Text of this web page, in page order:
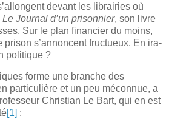
devant les librairies où
Le Journal d’un prisonnier, son livre
Sur le plan financier du moins,
s’annoncent fructueux. En ira-
politique ?
forme une branche des
particulière et un peu méconnue, a
Christian Le Bart, qui en est
[1] :